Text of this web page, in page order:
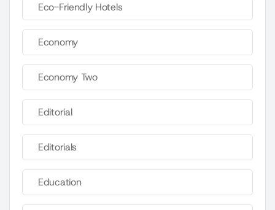
Eco-Friendly Hotels
Economy
Economy Two
Editorial
Editorials
Education